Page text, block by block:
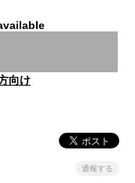
向け
通報する